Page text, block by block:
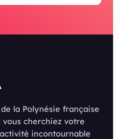
la Polynésie française
vous cherchiez votre
incontournable